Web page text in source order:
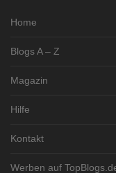
Home
Blogs A – Z
Magazin
Hilfe
Kontakt
Werben auf